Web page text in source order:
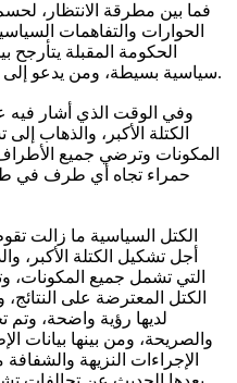
فما بين مطرقة الانتظار، لحسم
الحوارات والتفاهمات
الحكومة المقبلة
سياسية بسيطة، ومن يدعو إلى حكومة أغلبية واسعة ترضي الجميع.
وفي الوقت الذي أشار فيه
الكتلة الأكبر، والذهاب
المكونات وترضي جميع
حمراء تجاه أي طرف في
الكتل السياسية ما زالت
أجل تشكيل الكتلة الأكبر،
التي تشمل جميع
الكتل المعترضة على
لديها رؤية واضحة، وتم
والصريحة، ومن بينها بيانات
الإجراءات النزيهة